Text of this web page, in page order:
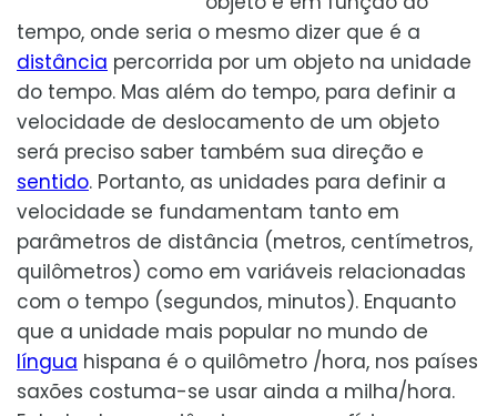
tempo, onde seria o mesmo dizer que é a
distância percorrida por um objeto na unidade
do tempo. Mas além do tempo, para definir a
velocidade de deslocamento de um objeto
será preciso saber também sua direção e
sentido. Portanto, as unidades para definir a
velocidade se fundamentam tanto em
parâmetros de distância (metros, centímetros,
quilômetros) como em variáveis relacionadas
com o tempo (segundos, minutos). Enquanto
que a unidade mais popular no mundo de
língua hispana é o quilômetro /hora, nos países
saxões costuma-se usar ainda a milha/hora.